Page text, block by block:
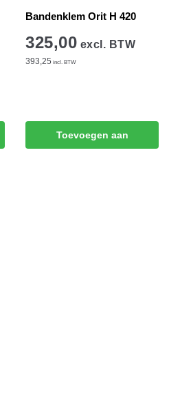
Bandenklem Orit H 420
325,00 excl. BTW
393,25 incl. BTW
Toevoegen aan